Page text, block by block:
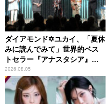
ダイアモンド✡ユカイ、「夏休
みに読んでみて」世界的ベス
トセラー『アナスタシア』を
紹介
2026.08.05